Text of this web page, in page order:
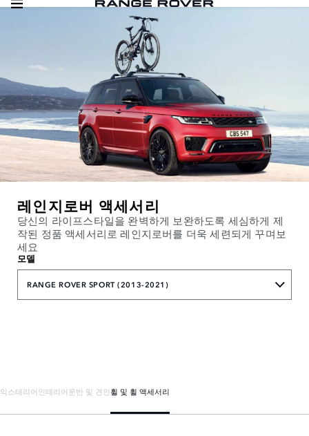
레인지로버 액세서리
당신의 라이프스타일을 완벽하게 보완하도록 세심하게 제
작된 정품 액세서리로 레인지로버를 더욱 세련되게 꾸며보
세요
모델
RANGE ROVER SPORT (2013-2021)
익스테리어인테리어운반 및 견인휠 및 휠 액세서리